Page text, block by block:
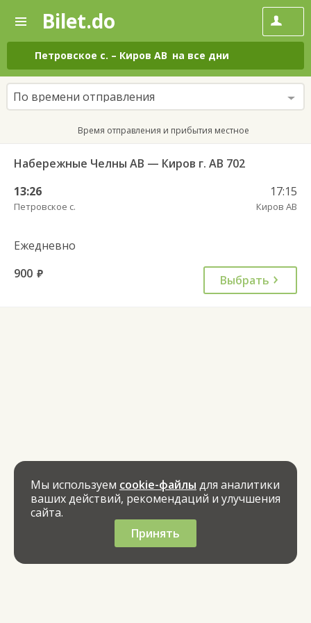
—
Поиск
и
покупка
билетов
на
автобус
онлайн
Bilet.do
Петровское с. – Киров АВ на все дни
По времени отправления
Время отправления и прибытия местное
Набережные Челны АВ — Киров г. АВ 702
13:26
Петровское с.
17:15
Киров АВ
Ежедневно
900 руб. Выбрать
Мы используем cookie-файлы для аналитики
ваших действий, рекомендаций и улучшения
сайта.
Принять